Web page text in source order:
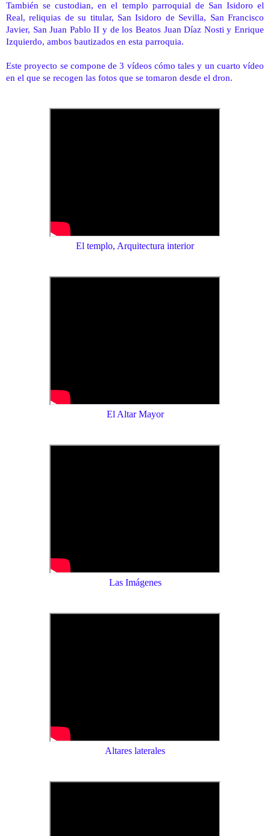
También se custodian, en el templo parroquial de San Isidoro el
Real, reliquias de su titular, San Isidoro de Sevilla, San Francisco
Javier, San Juan Pablo II y de los Beatos Juan Díaz Nosti y Enrique
Izquierdo, ambos bautizados en esta parroquia.
Este proyecto se compone de 3 vídeos cómo tales y un cuarto vídeo
en el que se recogen las fotos que se tomaron desde el dron.
El templo, Arquitectura interior
El Altar Mayor
Las Imágenes
Altares laterales